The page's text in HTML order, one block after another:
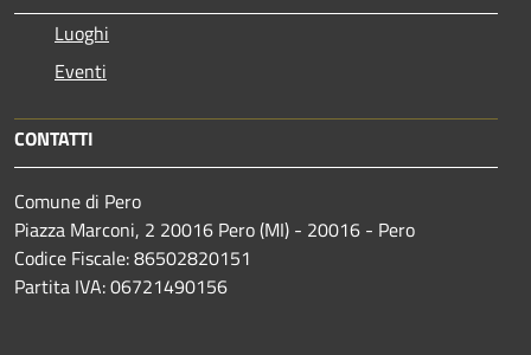
Luoghi
Eventi
CONTATTI
Comune di Pero
Piazza Marconi, 2 20016 Pero (MI) - 20016 - Pero
Codice Fiscale: 86502820151
Partita IVA: 06721490156